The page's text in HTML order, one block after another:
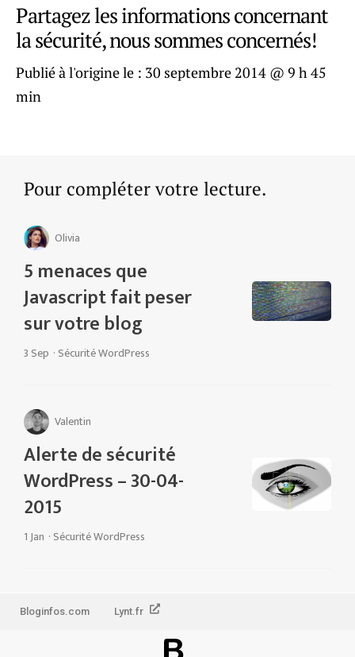
Partagez les informations concernant
la sécurité, nous sommes concernés!
Publié à l'origine le : 30 septembre 2014 @ 9 h 45
min
Pour compléter votre lecture.
Olivia
5 menaces que
Javascript fait peser
sur votre blog
3 Sep · Sécurité WordPress
Valentin
Alerte de sécurité
WordPress – 30-04-
2015
1 Jan · Sécurité WordPress
Bloginfos.com Lynt.fr